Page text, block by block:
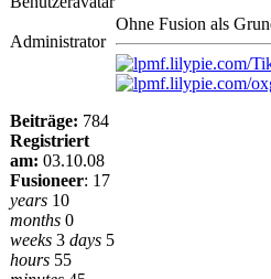
Administrator
Beiträge: 784
Registriert
am: 03.10.08
Fusioneer: 17
years 10
months 0
weeks 3 days 5
hours 55
Ohne Fusion als